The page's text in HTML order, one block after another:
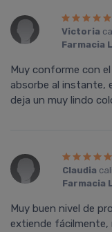
Victoria
Farmacia
Muy conforme con
absorbe al instante,
deja un muy lindo
Claudia
Farmacia
Muy buen nivel de
extiende fácilmente,